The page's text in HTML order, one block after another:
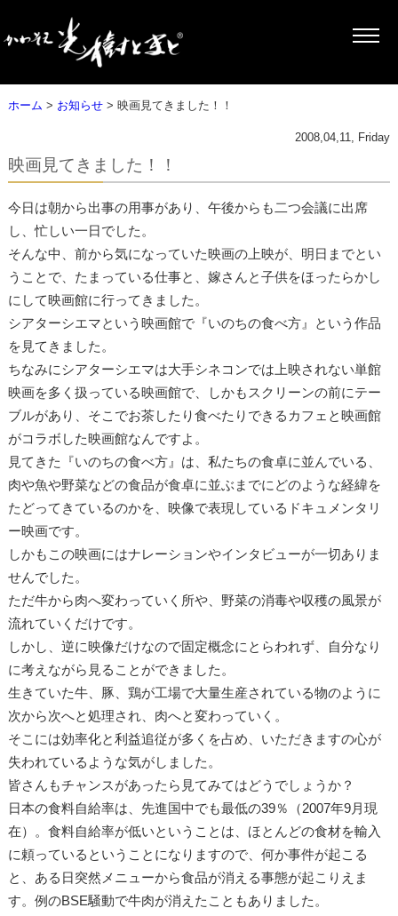
ホーム > お知らせ> 映画見てきました！！
2008,04,11, Friday
映画見てきました！！
今日は朝から出事の用事があり、午後からも二つ会議に出席
し、忙しい一日でした。
そんな中、前から気になっていた映画の上映が、明日までとい
うことで、たまっている仕事と、嫁さんと子供をほったらかし
にして映画館に行ってきました。
シアターシエマという映画館で『いのちの食べ方』という作品
を見てきました。
ちなみにシアターシエマは大手シネコンでは上映されない単館
映画を多く扱っている映画館で、しかもスクリーンの前にテー
ブルがあり、そこでお茶したり食べたりできるカフェと映画館
がコラボした映画館なんですよ。
見てきた『いのちの食べ方』は、私たちの食卓に並んでいる、
肉や魚や野菜などの食品が食卓に並ぶまでにどのような経緯を
たどってきているのかを、映像で表現しているドキュメンタリ
ー映画です。
しかもこの映画にはナレーションやインタビューが一切ありま
せんでした。
ただ牛から肉へ変わっていく所や、野菜の消毒や収穫の風景が
流れていくだけです。
しかし、逆に映像だけなので固定概念にとらわれず、自分なり
に考えながら見ることができました。
生きていた牛、豚、鶏が工場で大量生産されている物のように
次から次へと処理され、肉へと変わっていく。
そこには効率化と利益追従が多くを占め、いただきますの心が
失われているような気がしました。
皆さんもチャンスがあったら見てみてはどうでしょうか？
日本の食料自給率は、先進国中でも最低の39％（2007年9月現
在）。食料自給率が低いということは、ほとんどの食材を輸入
に頼っているということになりますので、何か事件が起こる
と、ある日突然メニューから食品が消える事態が起こりえま
す。例のBSE騒動で牛肉が消えたこともありました。